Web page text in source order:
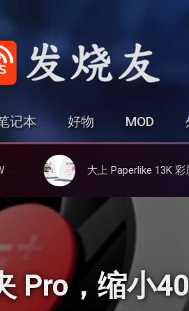
友
记本 好物 MOD
大上 Paperlike 13K 彩屏版显示屏，13.3英寸高刷彩
Pro，缩小